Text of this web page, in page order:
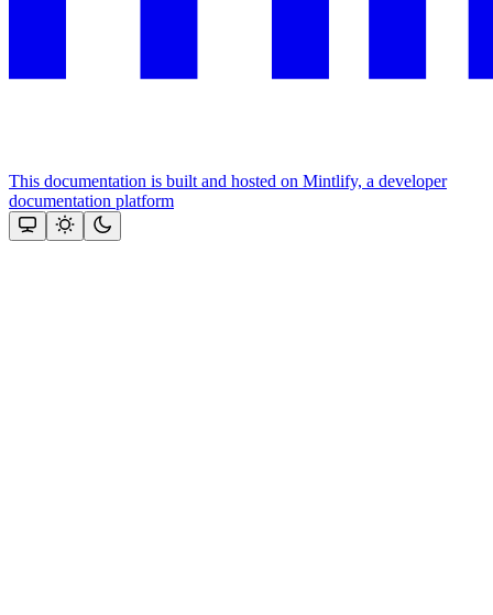
This documentation is built and hosted on Mintlify, a developer
documentation platform